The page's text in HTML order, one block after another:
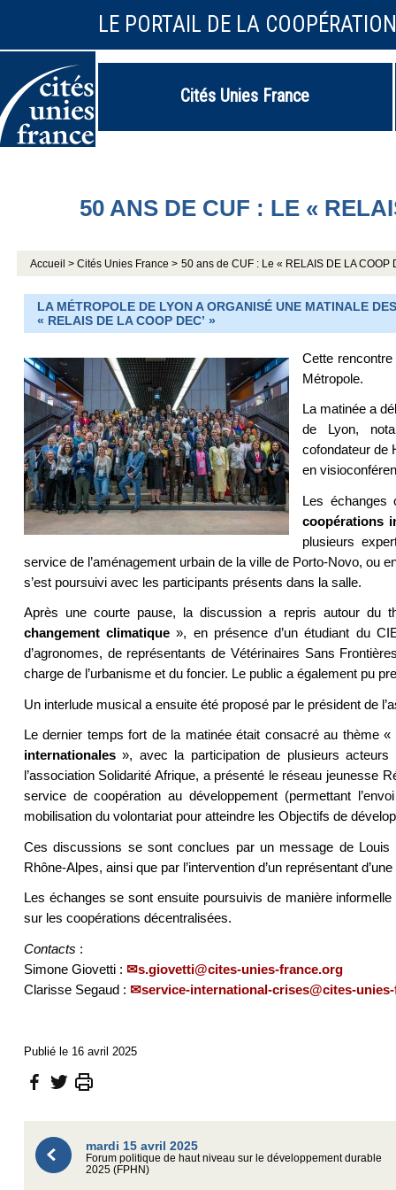
LE PORTAIL DE LA
Cités Unies France
50 ANS DE CUF : LE «
Accueil > Cités Unies France > 50 ans de CUF : Le « RELAIS DE LA COOP
LA MÉTROPOLE DE LYON A ORGANISÉ UNE MATINALE
« RELAIS DE LA COOP DEC’ »
Cette
Métropole.
La matinée a
de Lyon,
cofondateur de
en
Les échanges
coopérations
plusieurs
service de l’aménagement urbain de la ville de Porto-Novo, ou
s’est poursuivi avec les participants présents dans la salle.
Après une courte pause, la discussion a repris autour du
changement climatique », en présence d’un étudiant du
d’agronomes, de représentants de Vétérinaires Sans
charge de l’urbanisme et du foncier. Le public a également pu
Un interlude musical a ensuite été proposé par le président de
Le dernier temps fort de la matinée était consacré au thème «
internationales», avec la participation de plusieurs
l’association Solidarité Afrique, a présenté le réseau jeunesse
service de coopération au développement (permettant
mobilisation du volontariat pour atteindre les Objectifs de
Ces discussions se sont conclues par un message de Louis
Rhône-Alpes, ainsi que par l’intervention d’un représentant
Les échanges se sont ensuite poursuivis de manière
sur les coopérations décentralisées.
Contacts :
Simone Giovetti :
s.giovetti@cites-unies-france.org
Clarisse Segaud :
service-international-crises@cites-
Publié le 16 avril 2025
mardi 15 avril 2025
Forum politique de haut niveau sur le développement durable
2025 (FPHN)